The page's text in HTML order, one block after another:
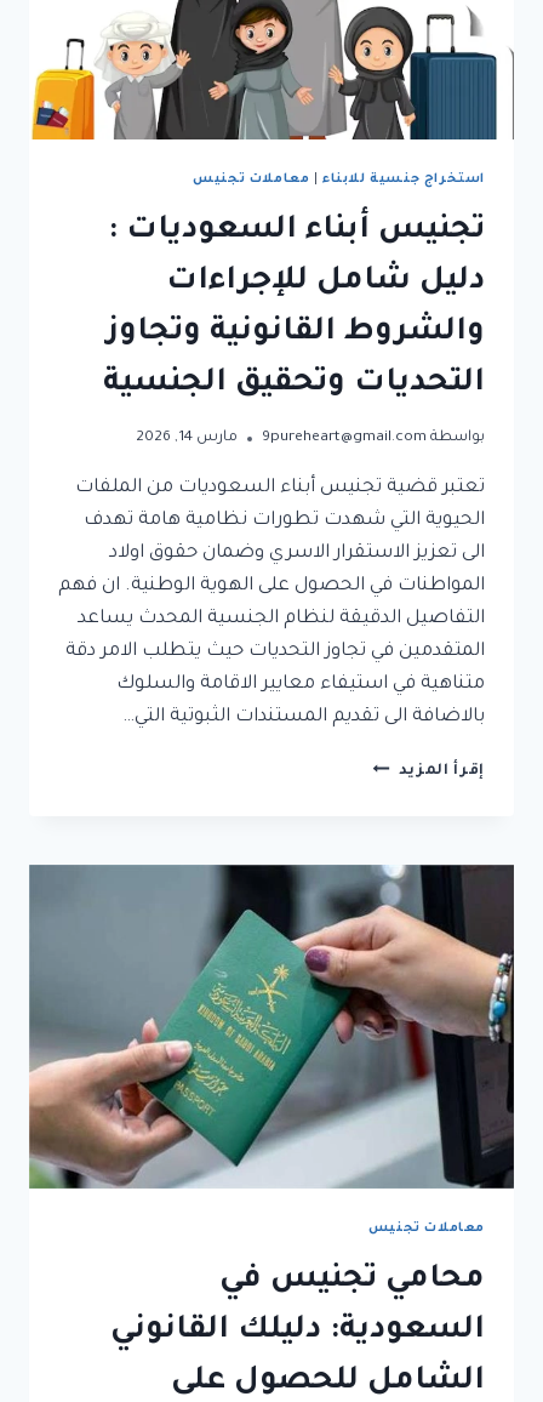
استخراج جنسية للابناء| معاملات تجنيس
تجنيس أبناء السعوديات :
دليل شامل للإجراءات
والشروط القانونية وتجاوز
التحديات وتحقيق الجنسية
بواسطة 9pureheart@gmail.com مارس 14, 2026
تعتبر قضية تجنيس أبناء السعوديات من الملفات
الحيوية التي شهدت تطورات نظامية هامة تهدف
الى تعزيز الاستقرار الاسري وضمان حقوق اولاد
المواطنات في الحصول على الهوية الوطنية. ان فهم
التفاصيل الدقيقة لنظام الجنسية المحدث يساعد
المتقدمين في تجاوز التحديات حيث يتطلب الامر دقة
متناهية في استيفاء معايير الاقامة والسلوك
بالاضافة الى تقديم المستندات الثبوتية التي…
إقرأ المزيد تجنيس
دليل
شامل
للإجراءات
والشروط
القانونية
وتجاوز
التحديات
وتحقيق
معاملات تجنيس
محامي تجنيس في
السعودية: دليلك القانوني
الشامل للحصول على